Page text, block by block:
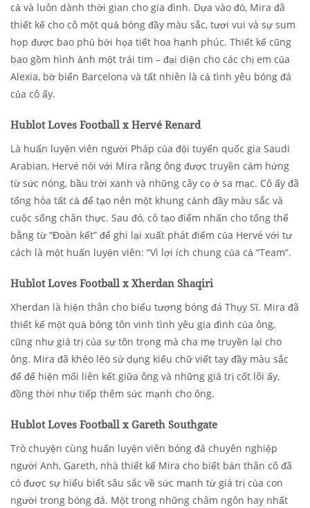
cả và luôn dành thời gian cho gia đình. Dựa vào đó, Mira đã
thiết kế cho cô một quả bóng đầy màu sắc, tươi vui và sự sum
họp được bao phủ bởi họa tiết hoa hạnh phúc. Thiết kế cũng
bao gồm hình ảnh một trái tim – đại diện cho các chị em của
Alexia, bờ biển Barcelona và tất nhiên là cả tình yêu bóng đá
của cô ấy.
Hublot Loves Football x Hervé Renard
Là huấn luyện viên người Pháp của đội tuyển quốc gia Saudi
Arabian, Hervé nói với Mira rằng ông được truyền cảm hứng
từ sức nóng, bầu trời xanh và những cây cọ ở sa mạc. Cô ấy đã
tổng hòa tất cả để tạo nên một khung cảnh đầy màu sắc và
cuộc sống chân thực. Sau đó, cô tạo điểm nhấn cho tổng thể
bằng từ “Đoàn kết” để ghi lại xuất phát điểm của Hervé với tư
cách là một huấn luyện viên: “Vì lợi ích chung của cả “Team”.
Hublot Loves Football x Xherdan Shaqiri
Xherdan là hiện thân cho biểu tượng bóng đá Thụy Sĩ. Mira đã
thiết kế một quả bóng tôn vinh tình yêu gia đình của ông,
cũng như giá trị của sự tôn trọng mà cha mẹ truyền lại cho
ông. Mira đã khéo léo sử dụng kiểu chữ viết tay đầy màu sắc
để để hiện mối liên kết giữa ông và những giá trị cốt lõi ấy,
đồng thời như tiếp thêm sức mạnh cho ông.
Hublot Loves Football x Gareth Southgate
Trò chuyện cùng huấn luyện viên bóng đá chuyên nghiệp
người Anh, Gareth, nhà thiết kế Mira cho biết bản thân cô đã
có được sự hiểu biết sâu sắc về sức mạnh từ giá trị của con
người trong bóng đá. Một trong những châm ngôn hay nhất